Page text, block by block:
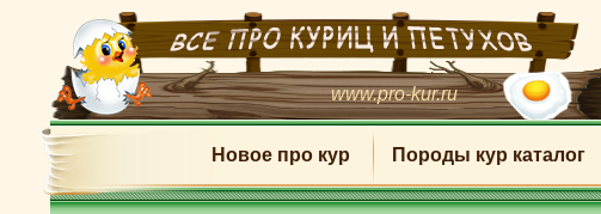
www.pro-kur.ru
Новое про кур Породы кур каталог